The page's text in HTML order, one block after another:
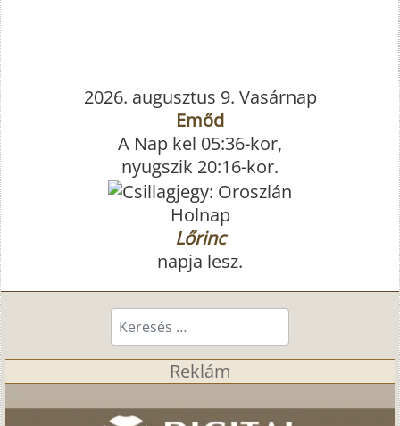
2026. augusztus 9. Vasárnap
Emőd
A Nap kel 05:36-kor,
nyugszik 20:16-kor.
Holnap
Lőrinc
napja lesz.
Keresés...
Reklám